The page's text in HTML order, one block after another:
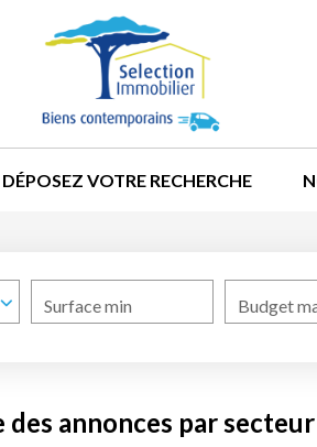
DÉPOSEZ VOTRE RECHERCHE
Surface min Budget
des annonces par secteur